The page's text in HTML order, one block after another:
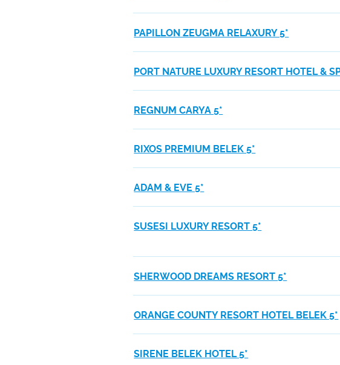
PAPILLON ZEUGMA RELAXURY 5*
PORT NATURE LUXURY RESORT HOTEL &
REGNUM CARYA 5*
RIXOS PREMIUM BELEK 5*
ADAM & EVE 5*
SUSESI LUXURY RESORT 5*
SHERWOOD DREAMS RESORT 5*
ORANGE COUNTY RESORT HOTEL BELEK 5*
SIRENE BELEK HOTEL 5*